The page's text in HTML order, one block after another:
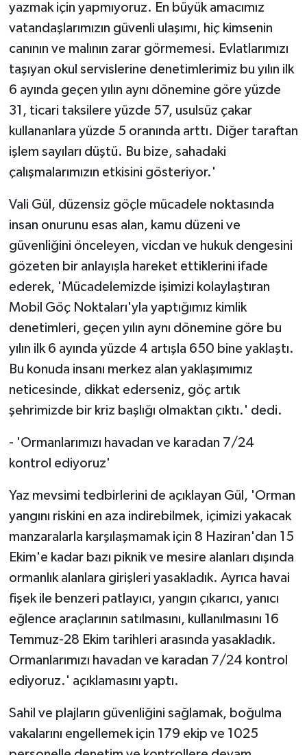
yazmak için yapmıyoruz. En büyük amacımız
vatandaşlarımızın güvenli ulaşımı, hiç kimsenin
canının ve malının zarar görmemesi. Evlatlarımızı
taşıyan okul servislerine denetimlerimiz bu yılın ilk
6 ayında geçen yılın aynı dönemine göre yüzde
31, ticari taksilere yüzde 57, usulsüz çakar
kullananlara yüzde 5 oranında arttı. Diğer taraftan
işlem sayıları düştü. Bu bize, sahadaki
çalışmalarımızın etkisini gösteriyor.'
Vali Gül, düzensiz göçle mücadele noktasında
insan onurunu esas alan, kamu düzeni ve
güvenliğini önceleyen, vicdan ve hukuk dengesini
gözeten bir anlayışla hareket ettiklerini ifade
ederek, 'Mücadelemizde işimizi kolaylaştıran
Mobil Göç Noktaları'yla yaptığımız kimlik
denetimleri, geçen yılın aynı dönemine göre bu
yılın ilk 6 ayında yüzde 4 artışla 650 bine yaklaştı.
Bu konuda insanı merkez alan yaklaşımımız
neticesinde, dikkat ederseniz, göç artık
şehrimizde bir kriz başlığı olmaktan çıktı.' dedi.
- 'Ormanlarımızı havadan ve karadan 7/24
kontrol ediyoruz'
Yaz mevsimi tedbirlerini de açıklayan Gül, 'Orman
yangını riskini en aza indirebilmek, içimizi yakacak
manzaralarla karşılaşmamak için 8 Haziran'dan 15
Ekim'e kadar bazı piknik ve mesire alanları dışında
ormanlık alanlara girişleri yasakladık. Ayrıca havai
fişek ile benzeri patlayıcı, yangın çıkarıcı, yanıcı
eğlence araçlarının satılmasını, kullanılmasını 16
Temmuz-28 Ekim tarihleri arasında yasakladık.
Ormanlarımızı havadan ve karadan 7/24 kontrol
ediyoruz.' açıklamasını yaptı.
Sahil ve plajların güvenliğini sağlamak, boğulma
vakalarını engellemek için 179 ekip ve 1025